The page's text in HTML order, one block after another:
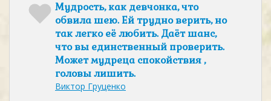
Мудрость, как девчонка, что
обвила шею. Ей трудно верить, но
так легко её любить. Даёт шанс,
что вы единственный проверить.
Может мудреца спокойствия ,
головы лишить.
Виктор Груценко